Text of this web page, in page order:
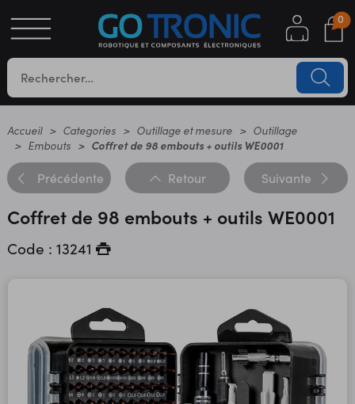
0
Accueil Categories Outillage et mesure
Outillage
Embouts
Coffret de 98 embouts + outils WE0001
Précédente Retour Suivante
Coffret de 98 embouts + outils WE0001
Code : 13241